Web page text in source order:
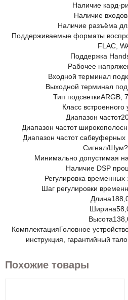
Наличие кард-
Наличие
Наличие разъёма
Поддерживаемые форматы
FLAC,
Поддержка
Рабочее
Входной терминал
Выходной терминал
Тип подсветкиARGB,
Класс встроенного
Диапазон частот
Диапазон частот
Диапазон частот сабвуферных
Сигнал/Шум
Минимально допустимая
Наличие DSP
Регулировка временных
Шаг регулировки
Длина
Ширина
Высота
КомплектацияГоловное
инструкция, гарантийный
Похожие товары